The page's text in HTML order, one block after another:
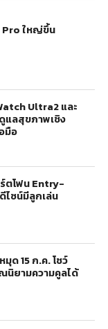
Pro ใหญ่ขึ้น
Ultra2 และ
แลสุขภาพเชิง
มือ
ตโฟน Entry-
ไซน์มีลูกเล่น
ด 15 ก.ค. โชว์
นิยามความคูลได้